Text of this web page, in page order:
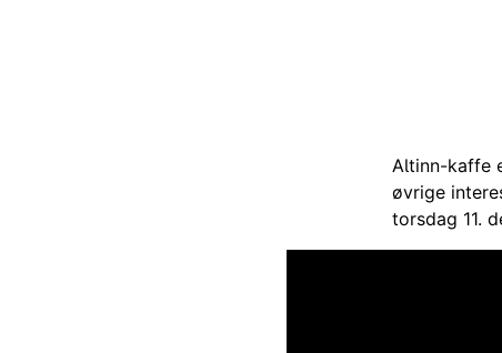
Altinn-kaffe
øvrige
torsdag 11.